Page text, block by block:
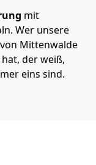
mit
Wer unsere
Mittenwalde
der weiß,
eins sind.